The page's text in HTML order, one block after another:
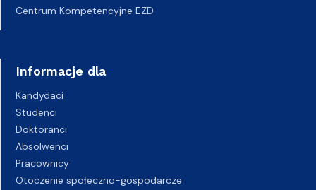
Centrum Kompetencyjne EZD
Informacje dla
Kandydaci
Studenci
Doktoranci
Absolwenci
Pracownicy
Otoczenie społeczno-gospodarcze